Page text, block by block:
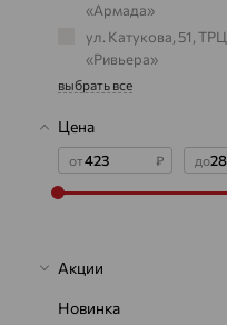
«Армада»
ул. Катукова, 51, ТРЦ
«Ривьера»
выбрать все
Цена
от ₽ до
Акции
Новинка